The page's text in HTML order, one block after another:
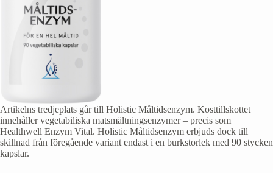
Artikelns tredjeplats går till Holistic Måltidsenzym. Kosttillskottet
innehåller vegetabiliska matsmältningsenzymer – precis som
Healthwell Enzym Vital. Holistic Måltidsenzym erbjuds dock till
skillnad från föregående variant endast i en burkstorlek med 90 stycken
kapslar.